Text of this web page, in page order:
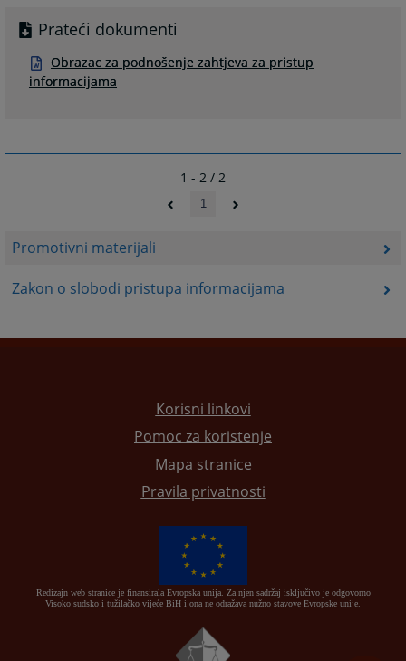
Promotivni materijali
Zakon o slobodi pristupa informacijama
Prateći dokumenti
Obrazac za podnošenje zahtjeva za pristup
informacijama
1 - 2 / 2
1
Korisni linkovi
Pomoc za koristenje
Mapa stranice
Pravila privatnosti
Redizajn web stranice je finansirala Evropska unija. Za njen sadržaj isključivo je odgovorno
Visoko sudsko i tužilačko vijeće BiH i ona ne odražava nužno stavove Evropske unije.